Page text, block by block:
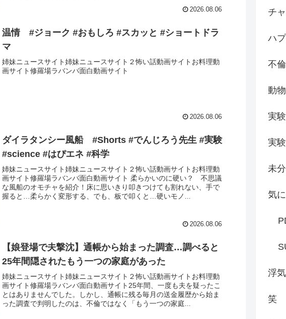
2026.08.06
温情 #ジョーク #おもしろ #スカッと #ショートドラ
マ
姉妹ニュースサイト姉妹ニュースサイト２怖い話動画サイトお料理動
画サイト修羅場ラバンバ面白動画サイト
2026.08.06
ダイラタンシー風船 #Shorts #でんじろう先生 #実験
#science #はぴエネ #科学
姉妹ニュースサイト姉妹ニュースサイト２怖い話動画サイトお料理動
画サイト修羅場ラバンバ面白動画サイト 柔らかいのに硬い？ 不思議
な風船のオモチャを紹介！床に思いきり叩きつけても割れない、手で
握ると…柔らかく変形する、でも、板で叩くと…硬いモノ...
2026.08.06
【娘登場で夫撃沈】通帳から始まった調査…調べると
25年間隠されたもう一つの家庭があった
姉妹ニュースサイト姉妹ニュースサイト２怖い話動画サイトお料理動
画サイト修羅場ラバンバ面白動画サイト25年間、一度も夫を疑ったこ
とはありませんでした。しかし、通帳に残る毎月の送金履歴から始ま
った調査で判明したのは、不倫ではなく「もう一つの家庭...
チ
ハ
不倫
動
実験
実
未
気
浮気
笑